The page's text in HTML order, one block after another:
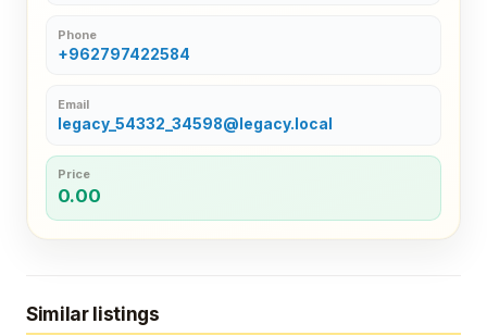
Phone
+962797422584
Email
legacy_54332_34598@legacy.local
Price
0.00
Similar listings